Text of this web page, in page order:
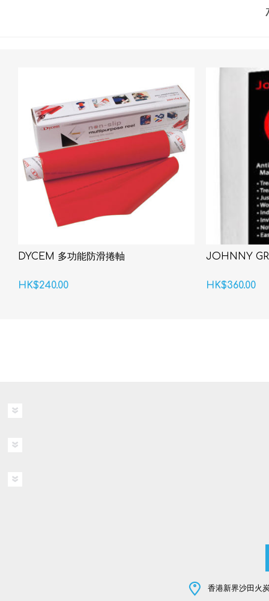
DYCEM 多功能防滑捲軸
HK$240.00
JOHNNY
HK$360.00
香港新界沙田火